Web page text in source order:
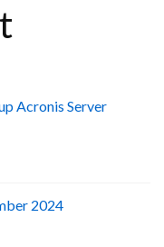
Acronis Server
2024